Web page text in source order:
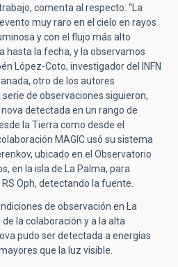
comenta al respecto: “La
muy raro en el cielo en rayos
y con el flujo más alto
hasta la fecha, y la observamos
López-Coto, investigador del INFN
otro de los autores
de observaciones siguieron,
detectada en un rango de
la Tierra como desde el
MAGIC usó su sistema
ubicado en el Observatorio
en la isla de La Palma, para
Oph, detectando la fuente.
de observación en La
la colaboración y a la alta
pudo ser detectada a energías
que la luz visible.